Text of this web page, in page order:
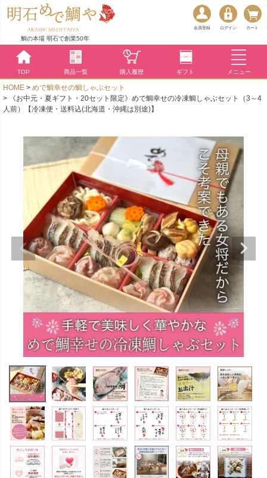
鯛の本場 明石で創業50年
会員登録 ログイン カート
TOP 商品一覧 購入履歴 ギフト メニュー
HOME
めで鯛幸せの鯛しゃぶセット
《お中元・夏ギフト・20セット限定》めで鯛幸せの冷凍鯛しゃぶセット（3～4
人前）【冷凍便・送料込(北海道・沖縄は別途)】